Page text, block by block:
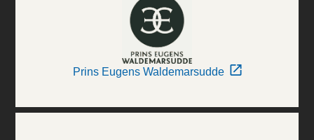
Prins Eugens Waldemarsudde